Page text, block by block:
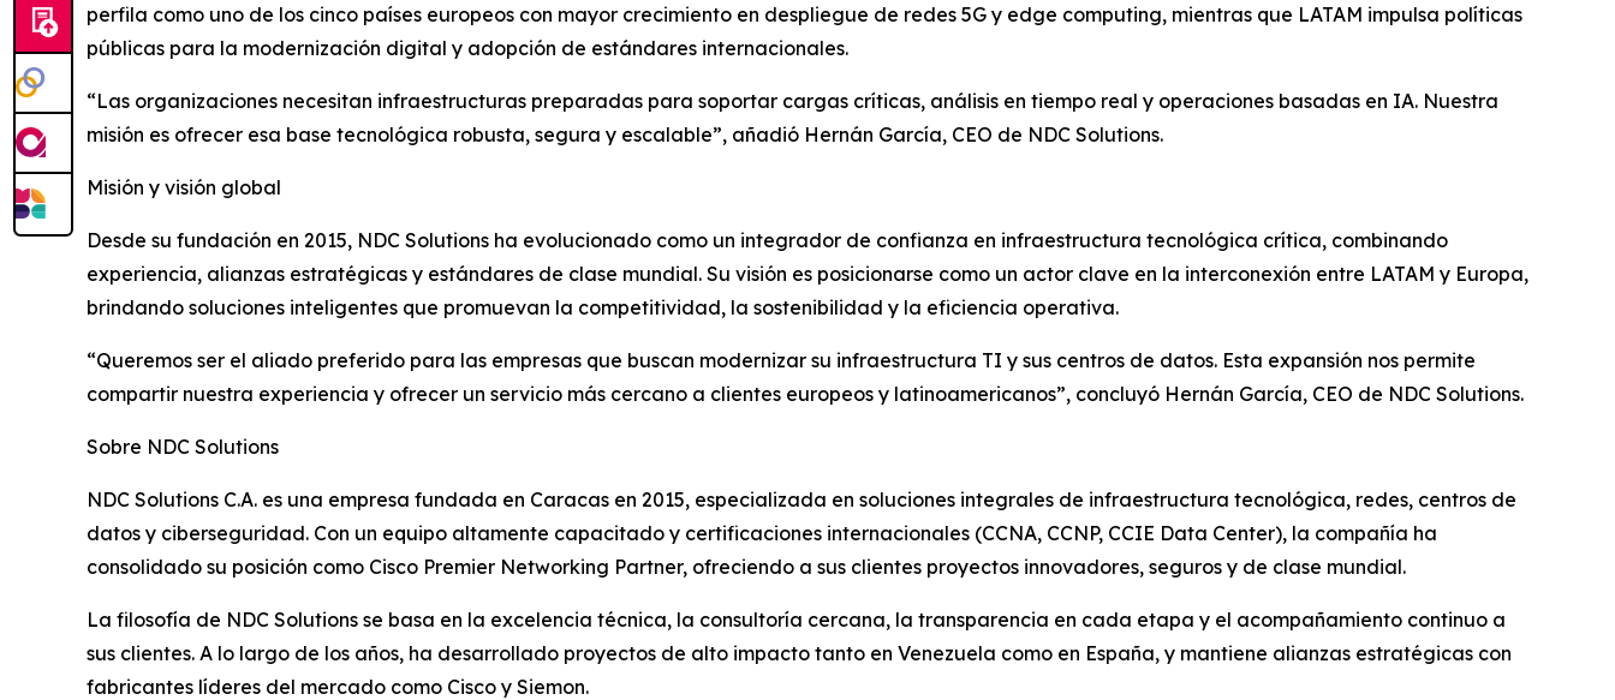
perfila como uno de los cinco países europeos con mayor crecimiento en despliegue de redes 5G y edge computing, mientras que LATAM impulsa políticas
públicas para la modernización digital y adopción de estándares internacionales.
“Las organizaciones necesitan infraestructuras preparadas para soportar cargas críticas, análisis en tiempo real y operaciones basadas en IA. Nuestra
misión es ofrecer esa base tecnológica robusta, segura y escalable”, añadió Hernán García, CEO de NDC Solutions.
Misión y visión global
Desde su fundación en 2015, NDC Solutions ha evolucionado como un integrador de confianza en infraestructura tecnológica crítica, combinando
experiencia, alianzas estratégicas y estándares de clase mundial. Su visión es posicionarse como un actor clave en la interconexión entre LATAM y Europa,
brindando soluciones inteligentes que promuevan la competitividad, la sostenibilidad y la eficiencia operativa.
“Queremos ser el aliado preferido para las empresas que buscan modernizar su infraestructura TI y sus centros de datos. Esta expansión nos permite
compartir nuestra experiencia y ofrecer un servicio más cercano a clientes europeos y latinoamericanos”, concluyó Hernán García, CEO de NDC Solutions.
Sobre NDC Solutions
NDC Solutions C.A. es una empresa fundada en Caracas en 2015, especializada en soluciones integrales de infraestructura tecnológica, redes, centros de
datos y ciberseguridad. Con un equipo altamente capacitado y certificaciones internacionales (CCNA, CCNP, CCIE Data Center), la compañía ha
consolidado su posición como Cisco Premier Networking Partner, ofreciendo a sus clientes proyectos innovadores, seguros y de clase mundial.
La filosofía de NDC Solutions se basa en la excelencia técnica, la consultoría cercana, la transparencia en cada etapa y el acompañamiento continuo a
sus clientes. A lo largo de los años, ha desarrollado proyectos de alto impacto tanto en Venezuela como en España, y mantiene alianzas estratégicas con
fabricantes líderes del mercado como Cisco y Siemon.